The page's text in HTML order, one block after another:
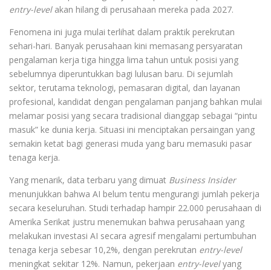
entry-levelakan hilang di perusahaan mereka pada 2027.
Fenomena ini juga mulai terlihat dalam praktik perekrutan
sehari-hari. Banyak perusahaan kini memasang persyaratan
pengalaman kerja tiga hingga lima tahun untuk posisi yang
sebelumnya diperuntukkan bagi lulusan baru. Di sejumlah
sektor, terutama teknologi, pemasaran digital, dan layanan
profesional, kandidat dengan pengalaman panjang bahkan mulai
melamar posisi yang secara tradisional dianggap sebagai “pintu
masuk” ke dunia kerja. Situasi ini menciptakan persaingan yang
semakin ketat bagi generasi muda yang baru memasuki pasar
tenaga kerja.
Yang menarik, data terbaru yang dimuat Business Insider
menunjukkan bahwa AI belum tentu mengurangi jumlah pekerja
secara keseluruhan. Studi terhadap hampir 22.000 perusahaan di
Amerika Serikat justru menemukan bahwa perusahaan yang
melakukan investasi AI secara agresif mengalami pertumbuhan
tenaga kerja sebesar 10,2%, dengan perekrutan entry-level
meningkat sekitar 12%. Namun, pekerjaan entry-levelyang